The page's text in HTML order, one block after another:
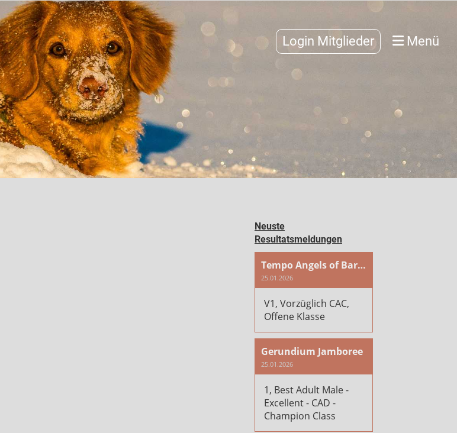
Login Mitglieder Menü
Neuste
Resultatsmeldungen
Tempo Angels of Baranya
25.01.2026
V1, Vorzüglich CAC,
Offene Klasse
Gerundium Jamboree
25.01.2026
1, Best Adult Male -
Excellent - CAD -
Champion Class